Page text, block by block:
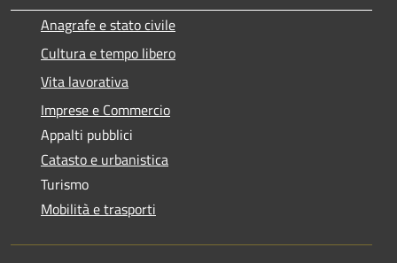
Anagrafe e stato civile
Cultura e tempo libero
Vita lavorativa
Imprese e Commercio
Appalti pubblici
Catasto e urbanistica
Turismo
Mobilità e trasporti